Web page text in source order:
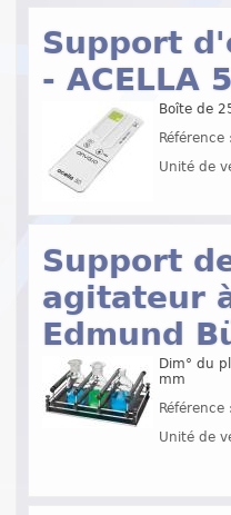
Support
- ACELLA
Boîte de
Unité de
Support
agitateur
Edmund
Dim° du
mm
Unité de